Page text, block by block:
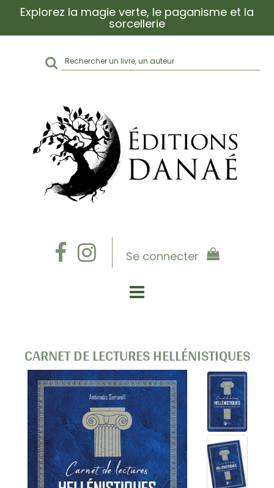
Explorez la magie verte, le paganisme et la
sorcellerie
Rechercher
sur
Se connecter
CARNET DE LECTURES HELLÉNISTIQUES